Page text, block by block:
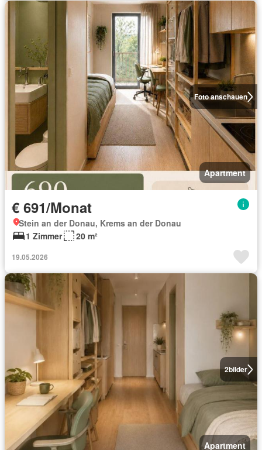
Foto anschauen
Apartment
€ 691/Monat
Stein an der Donau, Krems an der Donau
1 Zimmer
20 m²
19.05.2026
2bilder
Apartment